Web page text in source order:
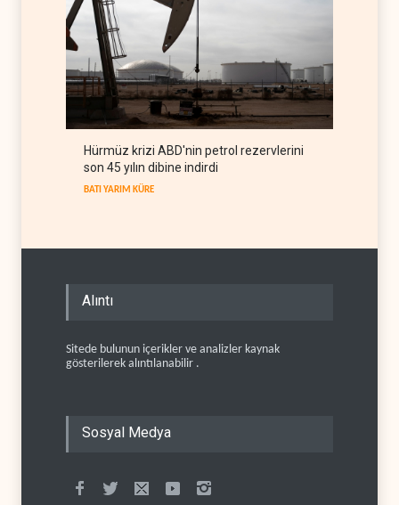
Hürmüz krizi ABD'nin petrol rezervlerini
son 45 yılın dibine indirdi
BATI YARIM KÜRE
Alıntı
Sitede bulunun içerikler ve analizler kaynak
gösterilerek alıntılanabilir .
Sosyal Medya